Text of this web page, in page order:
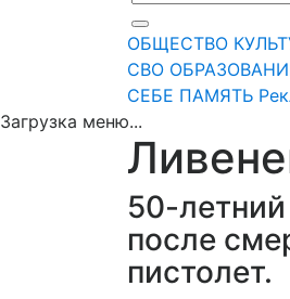
ОБЩЕСТВО
СВО
СЕБЕ ПАМЯТЬ
Загрузка меню...
50-
после
пистолет.